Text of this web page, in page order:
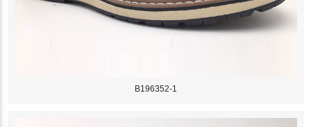
B196352-1